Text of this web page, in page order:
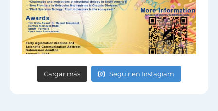
Cargar más Seguir en Instagram